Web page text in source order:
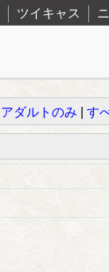
ツイキャス
アダルトのみ す